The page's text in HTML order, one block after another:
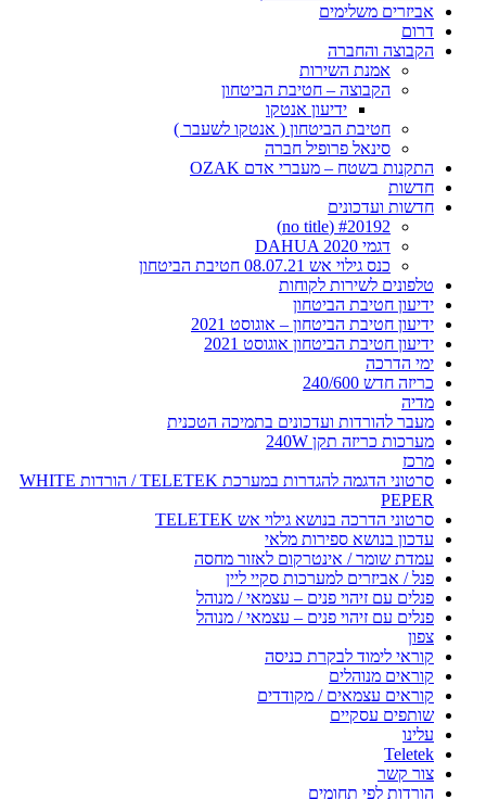
אביזרים משלימים
דרום
הקבוצה והחברה
אמנת השירות
הקבוצה – חטיבת הביטחון
ידיעון אנטקו
חטיבת הביטחון ( אנטקו לשעבר )
סינאל פרופיל חברה
התקנות בשטח – מעברי אדם OZAK
חדשות
חדשות ועדכונים
#20192 (no title)
דגמי DAHUA 2020
כנס גילוי אש 08.07.21 חטיבת הביטחון
טלפונים לשירות לקוחות
ידיעון חטיבת הביטחון
ידיעון חטיבת הביטחון – אוגוסט 2021
ידיעון חטיבת הביטחון אוגוסט 2021
ימי הדרכה
כריזה חדש 240/600
מדיה
מעבר להורדות ועדכונים בתמיכה הטכנית
מערכות כריזה תקן 240W
מרכז
סרטוני הדגמה להגדרות במערכת TELETEK / הורדות WHITE
PEPER
סרטוני הדרכה בנושא גילוי אש TELETEK
עדכון בנושא ספירות מלאי
עמדת שומר / אינטרקום לאזור מחסה
פנל / אביזרים למערכות סקיי ליין
פנלים עם זיהוי פנים – עצמאי / מנוהל
פנלים עם זיהוי פנים – עצמאי / מנוהל
צפון
קוראי לימוד לבקרת כניסה
קוראים מנוהלים
קוראים עצמאים / מקודדים
שותפים עסקיים
עלינו
Teletek
צור קשר
הורדות לפי תחומים